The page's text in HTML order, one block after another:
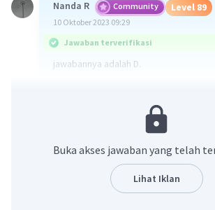
Nanda R Community Level 89
10 Oktober 2023 09:29
Jawaban terverifikasi
jawabannya adalah D.
Level 73
10 Oktober 2023 13:53
Buka akses jawaban yang telah
Lihat Iklan